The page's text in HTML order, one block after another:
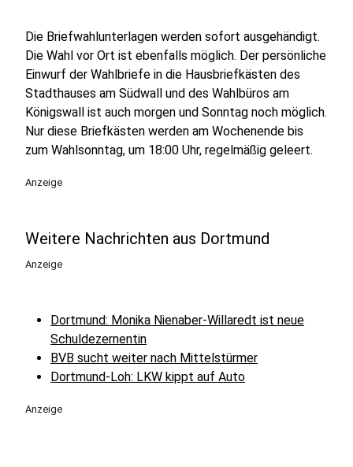
Die Briefwahlunterlagen werden sofort ausgehändigt.
Die Wahl vor Ort ist ebenfalls möglich. Der persönliche
Einwurf der Wahlbriefe in die Hausbriefkästen des
Stadthauses am Südwall und des Wahlbüros am
Königswall ist auch morgen und Sonntag noch möglich.
Nur diese Briefkästen werden am Wochenende bis
zum Wahlsonntag, um 18:00 Uhr, regelmäßig geleert.
Anzeige
Weitere Nachrichten aus Dortmund
Anzeige
Dortmund: Monika Nienaber-Willaredt ist neue
Schuldezernentin
BVB sucht weiter nach Mittelstürmer
Dortmund-Loh: LKW kippt auf Auto
Anzeige